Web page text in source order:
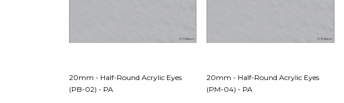
20mm - Half-Round Acrylic Eyes
(PB-02) - PA
20mm - Half-Round Acrylic Eyes
(PM-04) - PA